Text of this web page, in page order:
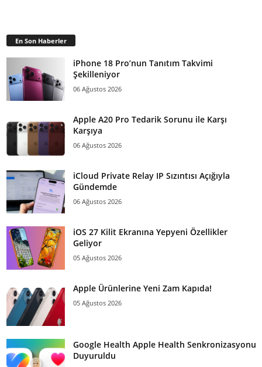
En Son Haberler
iPhone 18 Pro’nun Tanıtım Takvimi
Şekilleniyor
06 Ağustos 2026
Apple A20 Pro Tedarik Sorunu ile Karşı
Karşıya
06 Ağustos 2026
iCloud Private Relay IP Sızıntısı Açığıyla
Gündemde
06 Ağustos 2026
iOS 27 Kilit Ekranına Yepyeni Özellikler
Geliyor
05 Ağustos 2026
Apple Ürünlerine Yeni Zam Kapıda!
05 Ağustos 2026
Google Health Apple Health Senkronizasyonu
Duyuruldu